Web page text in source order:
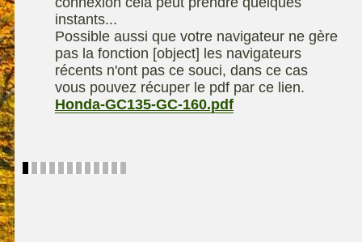
instants...
Possible aussi que votre navigateur ne gère
pas la fonction [object] les navigateurs
récents n'ont pas ce souci, dans ce cas
vous pouvez récuper le pdf par ce lien.
Honda-GC135-GC-160.pdf